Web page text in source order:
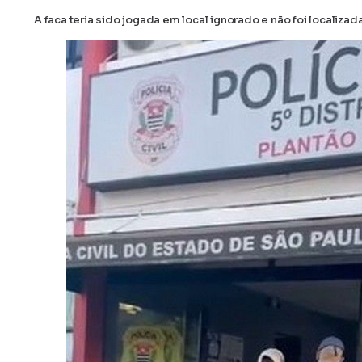
A faca teria sido jogada em local ignorado e não foi